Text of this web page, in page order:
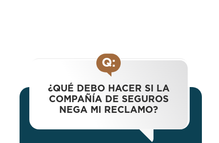
Q:
¿QUÉ DEBO HACER SI LA
COMPAÑÍA DE SEGUROS
NEGA MI RECLAMO?